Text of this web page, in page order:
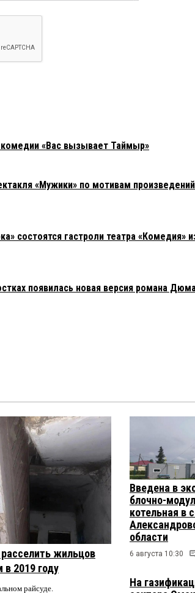
комедии «Вас вызывает Таймыр»
«Мужики» по мотивам
состоятся гастроли театра «Комедия»
появилась новая версия романа
жильцов
2019 году
райсуде.
Введена в
блочно-
котельная в
области
6 августа 10:30
На